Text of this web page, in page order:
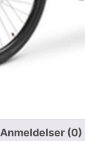
Anmeldelser (0)